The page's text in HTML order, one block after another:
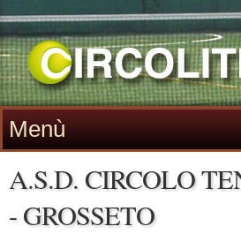
Menù
A.S.D. CIRCOLO
- GROSSETO